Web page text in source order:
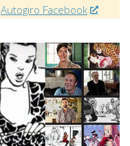
Autogiro Facebook